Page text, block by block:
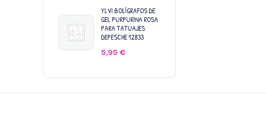
YLVI BOLÍGRAFOS DE
GEL PURPURINA ROSA
PARA TATUAJES
DEPESCHE 12833
5,95 €